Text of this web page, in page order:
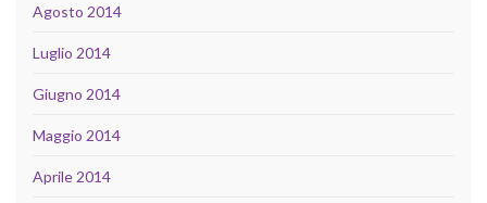
Agosto 2014
Luglio 2014
Giugno 2014
Maggio 2014
Aprile 2014